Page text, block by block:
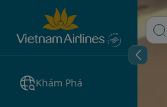
Khám Phá